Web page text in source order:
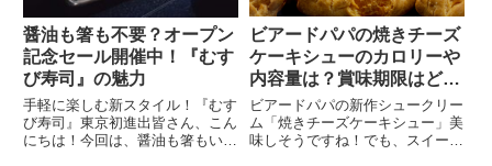
醤油も箸も不要？オープン
記念セール開催中！『むす
び寿司』の魅力
手軽に楽しむ新スタイル！『むす
び寿司』東京初進出皆さん、こん
にちは！今回は、醤油も箸もいら
ビアードパパの焼きチーズ
ケーキシューのカロリーや
内容量は？賞味期限はどの
くらい？
ビアードパパの新作シュークリー
ム「焼きチーズケーキシュー」美
味しそうですね！でも、スイーツ